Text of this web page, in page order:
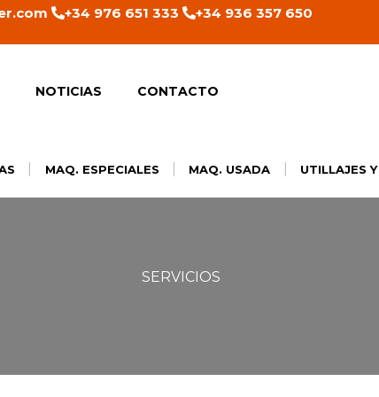
+34 976 651 333 +34 936 357 650
NOTICIAS CONTACTO
MAQ. ESPECIALES MAQ. USADA UTILLAJES
SERVICIOS